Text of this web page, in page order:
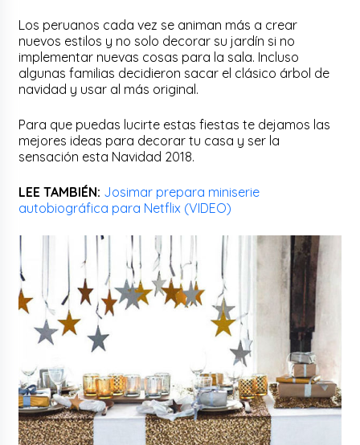
Los peruanos cada vez se animan más a crear
nuevos estilos y no solo decorar su jardín si no
implementar nuevas cosas para la sala. Incluso
algunas familias decidieron sacar el clásico árbol de
navidad y usar al más original.
Para que puedas lucirte estas fiestas te dejamos las
mejores ideas para decorar tu casa y ser la
sensación esta Navidad 2018.
LEE TAMBIÉN: Josimar prepara miniserie
autobiográfica para Netflix (VIDEO)